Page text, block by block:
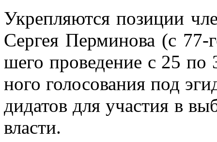
Укреп­ля­ют­ся по­зи­ции
Сер­гея Пер­ми­но­ва (с 77-
ше­го про­ве­де­ние с 25 по
но­го го­ло­со­ва­ния под
ди­да­тов для уча­стия в
вла­сти.